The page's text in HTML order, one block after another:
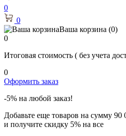
0
0
Ваша корзина (0)
0
Итоговая стоимость ( без учета
0
Оформить заказ
-5% на любой заказ!
Добавьте еще товаров на сумму 90
и получите скидку 5% на все